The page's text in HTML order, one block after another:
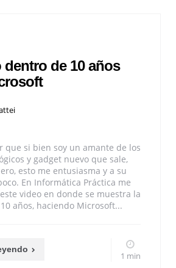
de 10 años
que si bien soy un amante de los
y gadget nuevo que sale,
esto me entusiasma y a su
En Informática Práctica me
video en donde se muestra la
años, haciendo Microsoft...
1 min